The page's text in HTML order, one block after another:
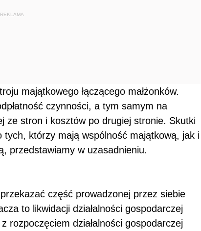
REKLAMA
majątkowego łączącego małżonków.
czynności, a tym samym na
ze stron i kosztów po drugiej stronie. Skutki
tych, którzy mają wspólność majątkową, jak i
przedstawiamy w uzasadnieniu.
część prowadzonej przez siebie
to likwidacji działalności gospodarczej
rozpoczęciem działalności gospodarczej